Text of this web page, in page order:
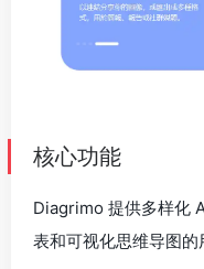
核心功能
Diagrimo 提供多样化
表和可视化思维导图的